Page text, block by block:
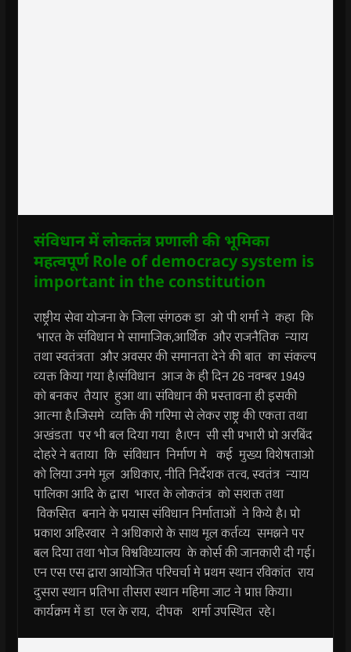
संविधान में लोकतंत्र प्रणाली की भूमिका
महत्वपूर्ण Role of democracy system is
important in the constitution
राष्ट्रीय सेवा योजना के जिला संगठक डा ओ पी शर्मा ने कहा कि
भारत के संविधान मे सामाजिक,आर्थिक और राजनैतिक न्याय
तथा स्वतंत्रता और अवसर की समानता देने की बात का संकल्प
व्यक्त किया गया है।संविधान आज के ही दिन 26 नवम्बर 1949
को बनकर तैयार हुआ था। संविधान की प्रस्तावना ही इसकी
आत्मा है।जिसमे व्यक्ति की गरिमा से लेकर राष्ट्र की एकता तथा
अखंडता पर भी बल दिया गया है।एन सी सी प्रभारी प्रो अरबिंद
दोहरे ने बताया कि संविधान निर्माण मे कई मुख्य विशेषताओ
को लिया उनमे मूल अधिकार, नीति निर्देशक तत्व, स्वतंत्र न्याय
पालिका आदि के द्वारा भारत के लोकतंत्र को सशक्त तथा
विकसित बनाने के प्रयास संविधान निर्माताओं ने किये है। प्रो
प्रकाश अहिरवार ने अधिकारो के साथ मूल कर्तव्य समझने पर
बल दिया तथा भोज विश्वविध्यालय के कोर्स की जानकारी दी गई।
एन एस एस द्वारा आयोजित परिचर्चा मे प्रथम स्थान रविकांत राय
दुसरा स्थान प्रतिभा तीसरा स्थान महिमा जाट ने प्राप्त किया।
कार्यक्रम में डा एल के राय, दीपक शर्मा उपस्थित रहे।